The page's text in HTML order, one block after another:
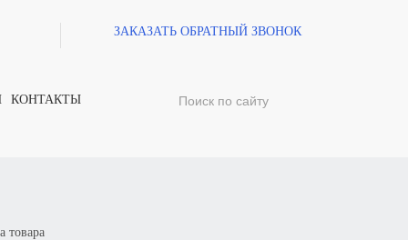
ЗАКАЗАТЬ ОБРАТНЫЙ ЗВОНОК
КОНТАКТЫ
товара